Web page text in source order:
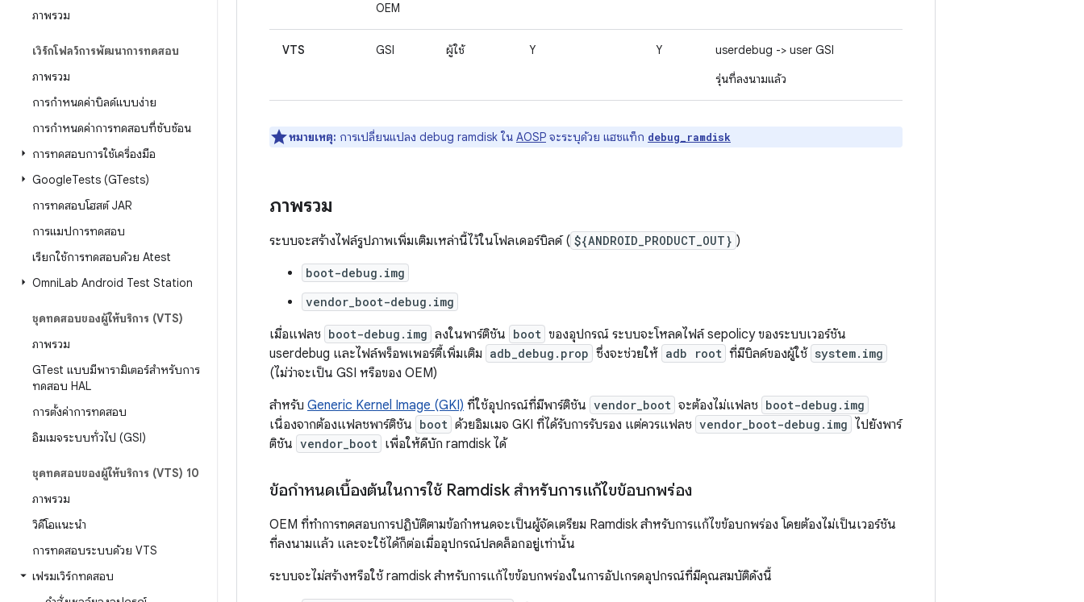
ภาพรวม
เวิร์กโฟลว์การพัฒนาการทดสอบ
ภาพรวม
การกำหนดค่าบิลด์แบบง่าย
การกำหนดค่าการทดสอบที่ซับซ้อน
การทดสอบการใช้เครื่องมือ
GoogleTests (GTests)
การทดสอบโฮสต์ JAR
การแมปการทดสอบ
เรียกใช้การทดสอบด้วย Atest
OmniLab Android Test Station
ชุดทดสอบของผู้ให้บริการ (VTS)
ภาพรวม
GTest แบบมีพารามิเตอร์สําหรับการ
ทดสอบ HAL
การตั้งค่าการทดสอบ
อิมเมจระบบทั่วไป (GSI)
ชุดทดสอบของผู้ให้บริการ (VTS) 10
ภาพรวม
วิดีโอแนะนำ
การทดสอบระบบด้วย VTS
เฟรมเวิร์กทดสอบ
OEM
VTS GSI ผู้ใช้ Y Y
userdebug -> user GSI
รุ่นที่ลงนามแล้ว
หมายเหตุ: การเปลี่ยนแปลง debug ramdisk ใน AOSP จะระบุด้วย แฮชแท็ก debug_ramdisk
ภาพรวม
ระบบจะสร้างไฟล์รูปภาพเพิ่มเติมเหล่านี้ไว้ในโฟลเดอร์บิลด์ ( ${ANDROID_PRODUCT_OUT} )
boot-debug.img
vendor_boot-debug.img
เมื่อแฟลช boot-debug.img ลงในพาร์ติชัน boot ของอุปกรณ์ ระบบจะโหลดไฟล์ sepolicy ของระบบเวอร์ชัน
userdebug และไฟล์พร็อพเพอร์ตี้เพิ่มเติม adb_debug.prop ซึ่งจะช่วยให้ adb root ที่มีบิลด์ของผู้ใช้ system.img
(ไม่ว่าจะเป็น GSI หรือของ OEM)
สำหรับ Generic Kernel Image (GKI) ที่ใช้อุปกรณ์ที่มีพาร์ติชัน vendor_boot จะต้องไม่แฟลช boot-debug.img
เนื่องจากต้องแฟลชพาร์ติชัน boot ด้วยอิมเมจ GKI ที่ได้รับการรับรอง แต่ควรแฟลช vendor_boot-debug.img ไปยังพาร์
ติชัน vendor_boot เพื่อให้ดีบัก ramdisk ได้
ข้อกำหนดเบื้องต้นในการใช้ Ramdisk สำหรับการแก้ไขข้อบกพร่อง
OEM ที่ทำการทดสอบการปฏิบัติตามข้อกำหนดจะเป็นผู้จัดเตรียม Ramdisk สำหรับการแก้ไขข้อบกพร่อง โดยต้องไม่เป็นเวอร์ชัน
ที่ลงนามแล้ว และจะใช้ได้ก็ต่อเมื่ออุปกรณ์ปลดล็อกอยู่เท่านั้น
ระบบจะไม่สร้างหรือใช้ ramdisk สำหรับการแก้ไขข้อบกพร่องในการอัปเกรดอุปกรณ์ที่มีคุณสมบัติดังนี้